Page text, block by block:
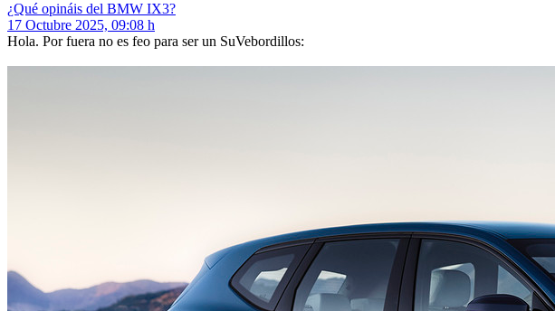
¿Qué opináis del BMW IX3?
17 Octubre 2025, 09:08 h
Hola. Por fuera no es feo para ser un SuVebordillos: